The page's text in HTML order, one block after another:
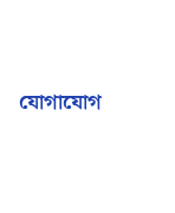
যোগাযোগ